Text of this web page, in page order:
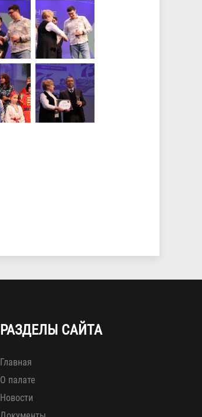
РАЗДЕЛЫ САЙТА
Главная
О палате
Новости